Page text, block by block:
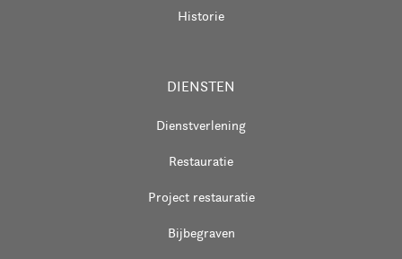
Historie
DIENSTEN
Dienstverlening
Restauratie
Project restauratie
Bijbegraven